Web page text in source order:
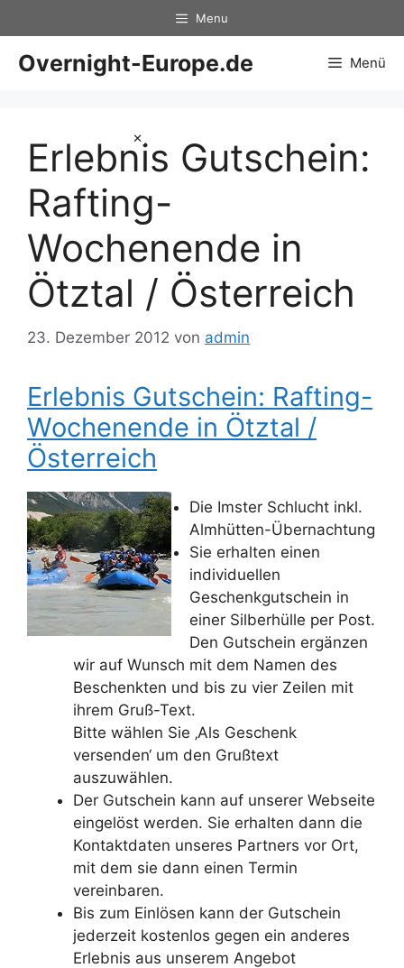
×
Inhalt
springen
Menu
Overnight-Europe.de Menü
Erlebnis Gutschein:
Rafting-
Wochenende in
Ötztal / Österreich
23. Dezember 2012 von admin
Erlebnis Gutschein: Rafting-
Wochenende in Ötztal /
Österreich
Die Imster Schlucht inkl.
Almhütten-Übernachtung
Sie erhalten einen
individuellen
Geschenkgutschein in
einer Silberhülle per Post.
Den Gutschein ergänzen
wir auf Wunsch mit dem Namen des
Beschenkten und bis zu vier Zeilen mit
ihrem Gruß-Text.
Bitte wählen Sie ‚Als Geschenk
versenden‘ um den Grußtext
auszuwählen.
Der Gutschein kann auf unserer Webseite
eingelöst werden. Sie erhalten dann die
Kontaktdaten unseres Partners vor Ort,
mit dem sie dann einen Termin
vereinbaren.
Bis zum Einlösen kann der Gutschein
jederzeit kostenlos gegen ein anderes
Erlebnis aus unserem Angebot